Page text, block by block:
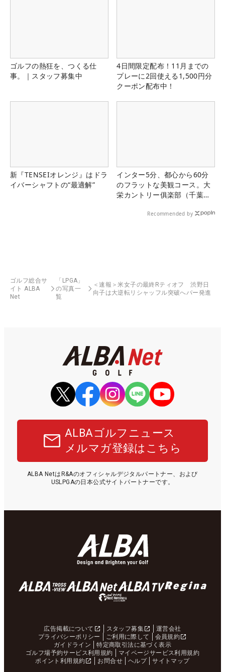
ゴルフの熱狂を、つくる仕
事。｜スタッフ募集中
4日間限定配布！11月までの
プレーに2回使える1,500円分
クーポン配布中！
新『TENSEIオレンジ』はドラ
イバーシャフトの“最適解”
インター5分、都心から60分
のフラットな美観コース。大
栄カントリー俱楽部（千葉
Recommended by
ゴルフ総合サ
イト ALBA
Net
「LPGA」
の写真一
覧
＜速報＞米女子の最終Rティオフ 渋野日
向子は大逆転リシャッフル突破へパー発進
ALBAゴルフニュース
メルマガ登録はこちら
ALBA NetはR&Aのオフィシャルデジタルパートナー、および
USLPGAの日本公式サイトパートナーです。
広告掲載について スタッフ募集
運営会社
プライバシーポリシー
ご利用に際して
会員規約
ガイドライン
特定商取引法に基づく表示
ゴルフ場予約サービス利用規約
マイページサービス利用規約
ポイント利用規約
お問合せ ヘルプ サイトマップ